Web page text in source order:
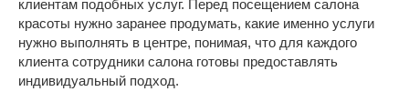
клиентам подобных услуг. Перед посещением салона
красоты нужно заранее продумать, какие именно услуги
нужно выполнять в центре, понимая, что для каждого
клиента сотрудники салона готовы предоставлять
индивидуальный подход.